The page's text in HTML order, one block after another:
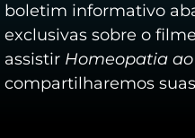
boletim informativo
exclusivas sobre o
assistir Homeopatia
compartilharemos